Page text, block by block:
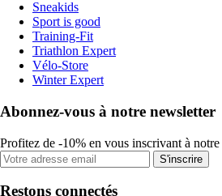
Sneakids
Sport is good
Training-Fit
Triathlon Expert
Vélo-Store
Winter Expert
Abonnez-vous à notre newsletter
Profitez de -10% en vous inscrivant à
S'inscrire
Restons connectés